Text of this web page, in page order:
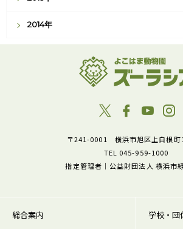
2014年
〒241-0001 横浜市旭区上白根町
TEL 045-959-1000
指定管理者｜公益財団法人 横浜市
総合案内
学校・団